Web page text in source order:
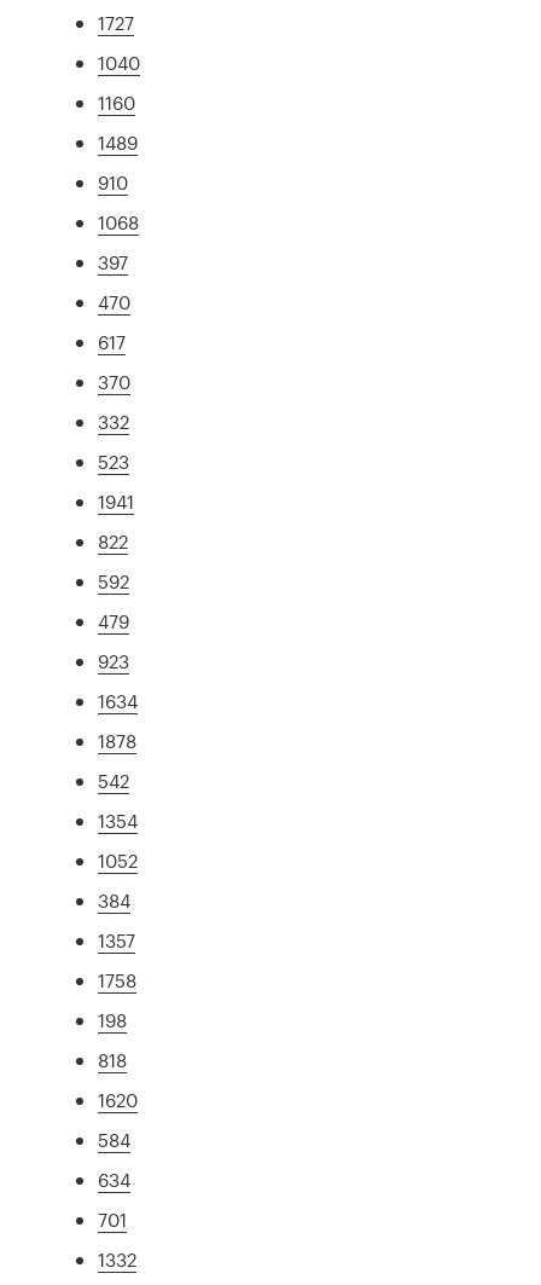
1727
1040
1160
1489
910
1068
397
470
617
370
332
523
1941
822
592
479
923
1634
1878
542
1354
1052
384
1357
1758
198
818
1620
584
634
701
1332